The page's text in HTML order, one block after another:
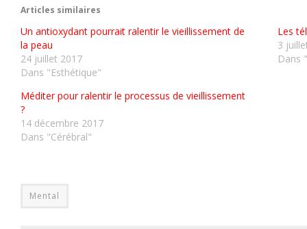
Articles similaires
Un antioxydant pourrait ralentir le vieillissement de
la peau
24 juillet 2017
Dans "Esthétique"
Les
3
Dans
Méditer pour ralentir le processus de vieillissement
?
14 décembre 2017
Dans "Cérébral"
Mental